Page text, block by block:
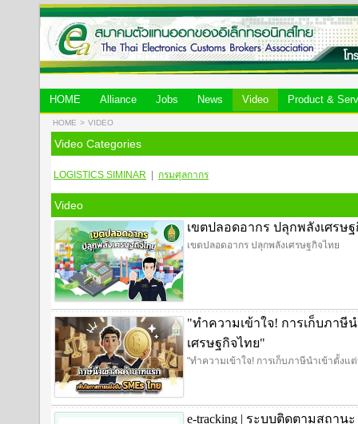
HOME Alliance Jobs News Video Product &
HOME > VIDEO
Video Categories
LOGISTICS SIMINAR กรมศุลกากร
Video
เขตปลอดอากร ปลุกพลังเศรษ
เขตปลอดอากร ปลุกพลังเศรษฐกิจไทย
"ทำความเข้าใจ! การเก็บภาษี
เศรษฐกิจไทย"
"ทำความเข้าใจ! การเก็บภาษีนำเข้าตั้งแ
e-tracking | ระบบติดตามสถา